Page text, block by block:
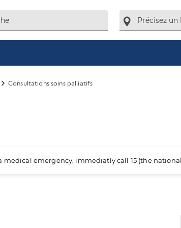
Consultations soins palliatifs
medical emergency, immediatly call 15 (the